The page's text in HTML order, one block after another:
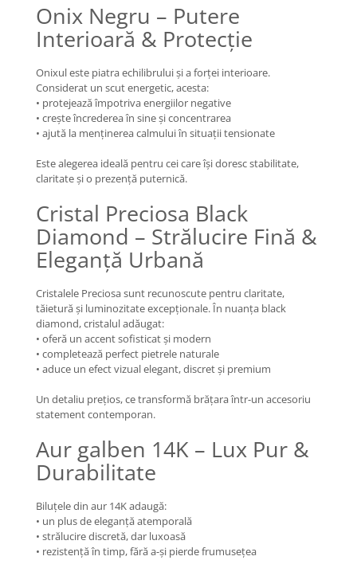
Coliere cu Animale
Coliere cu Molecule
Coliere Diverse
BRĂȚĂRI
BRĂȚĂRI CU ȘNUR REGLABIL
Brățări din Aur cu șnur reglabil
Brățări din Argint cu șnur reglabil
BRĂȚĂRI CU PIETRE SEMIPREȚIOASE
Brățări din Aur cu pietre
Brățări din Argint cu pietre
semiprețioase
Brățări elastice cu pietre
semiprețioase
BRĂȚĂRI DE PICIOR
Brățări de picior din Aur
Brățări de picior din Argint
COLIERE
Coliere cu mărgele colorate și
Argint
Coliere cu pietre semiprețioase
Onix Negru – Putere
Interioară & Protecție
Onixul este piatra echilibrului și a forței interioare.
Considerat un scut energetic, acesta:
• protejează împotriva energiilor negative
• crește încrederea în sine și concentrarea
• ajută la menținerea calmului în situații tensionate
Este alegerea ideală pentru cei care își doresc stabilitate,
claritate și o prezență puternică.
Cristal Preciosa Black
Diamond – Strălucire Fină &
Eleganță Urbană
Cristalele Preciosa sunt recunoscute pentru claritate,
tăietură și luminozitate excepționale. În nuanța black
diamond, cristalul adăugat:
• oferă un accent sofisticat și modern
• completează perfect pietrele naturale
• aduce un efect vizual elegant, discret și premium
Un detaliu prețios, ce transformă brățara într-un accesoriu
statement contemporan.
Aur galben 14K – Lux Pur &
Durabilitate
Biluțele din aur 14K adaugă:
• un plus de eleganță atemporală
• strălucire discretă, dar luxoasă
• rezistență în timp, fără a-și pierde frumusețea